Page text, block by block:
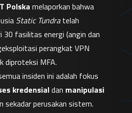
Polska melaporkan bahwa
Static Tundra telah
30 fasilitas energi (angin dan
perangkat VPN
diproteksi MFA.
insiden ini adalah fokus
kredensial dan manipulasi
sekadar perusakan sistem.